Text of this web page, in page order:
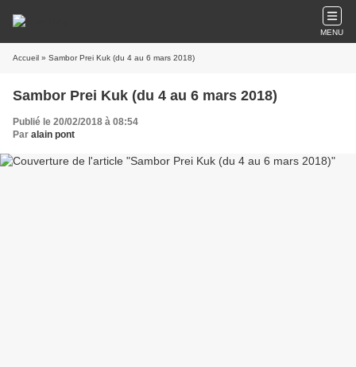
MENU
Accueil » Sambor Prei Kuk (du 4 au 6 mars 2018)
Sambor Prei Kuk (du 4 au 6 mars 2018)
Publié le 20/02/2018 à 08:54
Par alain pont